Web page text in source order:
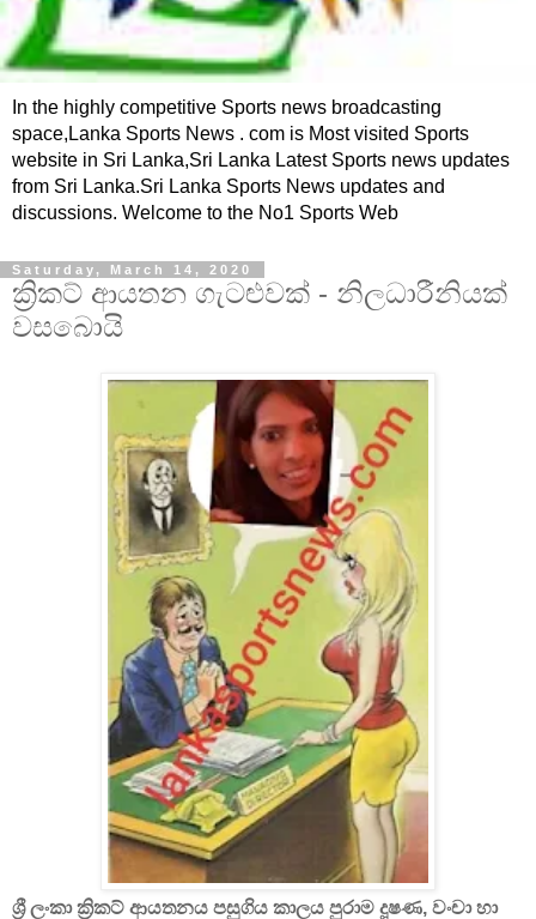
In the highly competitive Sports news broadcasting
space,Lanka Sports News . com is Most visited Sports
website in Sri Lanka,Sri Lanka Latest Sports news updates
from Sri Lanka.Sri Lanka Sports News updates and
discussions. Welcome to the No1 Sports Web
Saturday, March 14, 2020
ක්‍රිකට් ආයතන ගැටළුවක් - නිලධාරීනියක්
වසබොයි
ශ්‍රී ලංකා ක්‍රිකට් ආයතනය පසුගිය කාලය පුරාම දූෂණ, වංචා හා